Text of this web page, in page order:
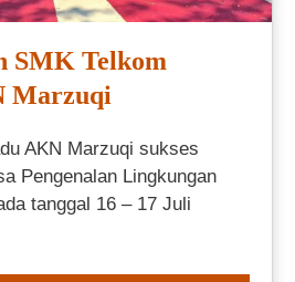
SMK Telkom
Marzuqi
AKN Marzuqi sukses
Pengenalan Lingkungan
tanggal 16 – 17 Juli